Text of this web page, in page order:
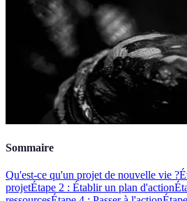
Sommaire
Qu'est-ce qu'un projet de nouvelle vie ?
projetÉtape 2 : Établir un plan d'action